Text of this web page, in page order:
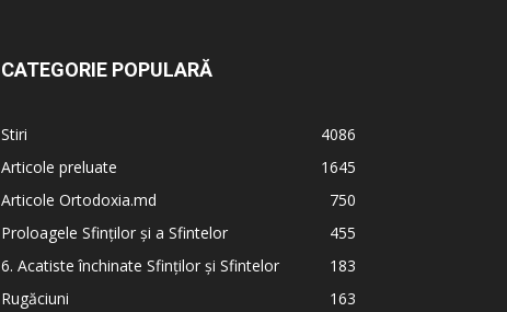
CATEGORIE POPULARĂ
Stiri
4086
Articole preluate
1645
Articole Ortodoxia.md
750
Proloagele Sfinților și a Sfintelor
455
6. Acatiste închinate Sfinților și Sfintelor
183
Rugăciuni
163